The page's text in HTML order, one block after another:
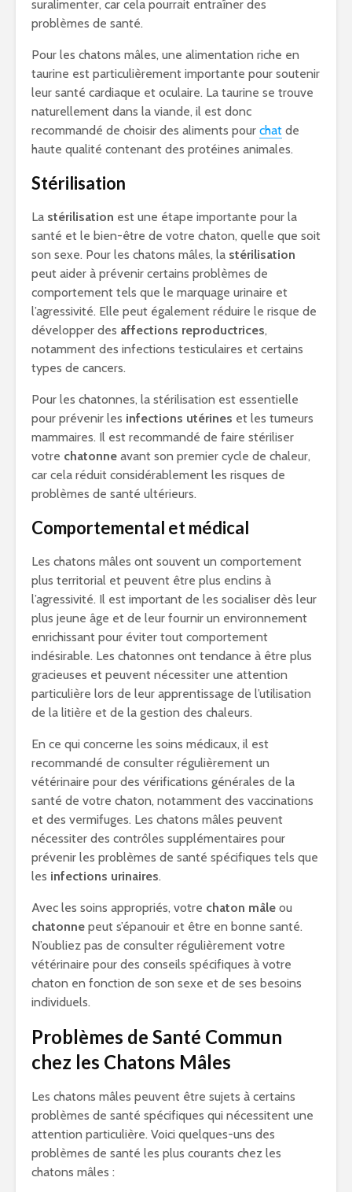
suralimenter, car cela pourrait entraîner des
problèmes de santé.
Pour les chatons mâles, une alimentation riche en
taurine est particulièrement importante pour soutenir
leur santé cardiaque et oculaire. La taurine se trouve
naturellement dans la viande, il est donc
recommandé de choisir des aliments pour chat de
haute qualité contenant des protéines animales.
Stérilisation
La stérilisation est une étape importante pour la
santé et le bien-être de votre chaton, quelle que soit
son sexe. Pour les chatons mâles, la stérilisation
peut aider à prévenir certains problèmes de
comportement tels que le marquage urinaire et
l’agressivité. Elle peut également réduire le risque de
développer des affections reproductrices,
notamment des infections testiculaires et certains
types de cancers.
Pour les chatonnes, la stérilisation est essentielle
pour prévenir les infections utérines et les tumeurs
mammaires. Il est recommandé de faire stériliser
votre chatonne avant son premier cycle de chaleur,
car cela réduit considérablement les risques de
problèmes de santé ultérieurs.
Comportemental et médical
Les chatons mâles ont souvent un comportement
plus territorial et peuvent être plus enclins à
l’agressivité. Il est important de les socialiser dès leur
plus jeune âge et de leur fournir un environnement
enrichissant pour éviter tout comportement
indésirable. Les chatonnes ont tendance à être plus
gracieuses et peuvent nécessiter une attention
particulière lors de leur apprentissage de l’utilisation
de la litière et de la gestion des chaleurs.
En ce qui concerne les soins médicaux, il est
recommandé de consulter régulièrement un
vétérinaire pour des vérifications générales de la
santé de votre chaton, notamment des vaccinations
et des vermifuges. Les chatons mâles peuvent
nécessiter des contrôles supplémentaires pour
prévenir les problèmes de santé spécifiques tels que
les infections urinaires.
Avec les soins appropriés, votre chaton mâle ou
chatonne peut s’épanouir et être en bonne santé.
N’oubliez pas de consulter régulièrement votre
vétérinaire pour des conseils spécifiques à votre
chaton en fonction de son sexe et de ses besoins
individuels.
Problèmes de Santé Commun
chez les Chatons Mâles
Les chatons mâles peuvent être sujets à certains
problèmes de santé spécifiques qui nécessitent une
attention particulière. Voici quelques-uns des
problèmes de santé les plus courants chez les
chatons mâles :